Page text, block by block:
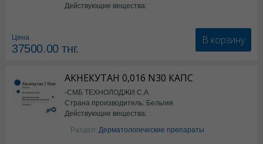
Действующие вещества:
Цена
37500.00тнг.
В корзину
АКНЕКУТАН 0,016 N30 КАПС
-СМБ ТЕХНОЛОДЖИ С.А.
Страна производитель: Бельгия
Действующие вещества:
Изотретиноин
Раздел: Дерматологические препараты